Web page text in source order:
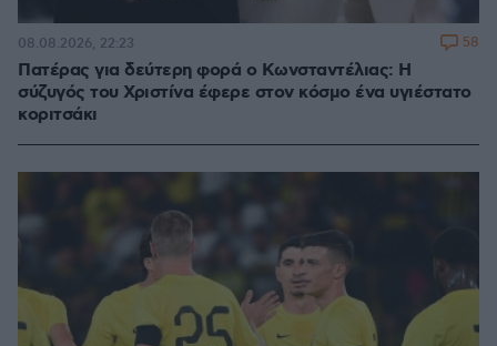
Πατέρας για δεύτερη φορά ο Κωνσταντέλιας: Η
σύζυγός του Χριστίνα έφερε στον κόσμο ένα υγιέστατο
κοριτσάκι
08.08.2026, 22:23 58